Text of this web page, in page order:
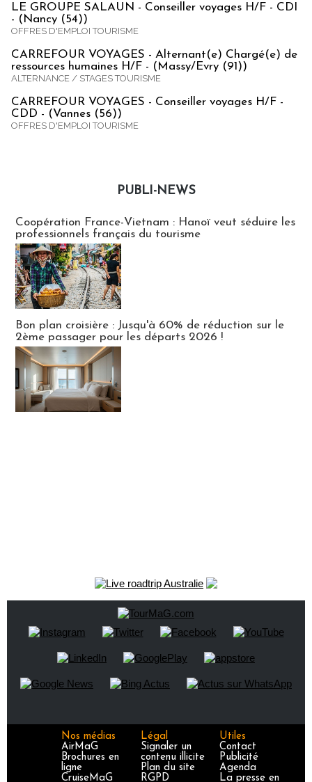
LE GROUPE SALAUN - Conseiller voyages H/F - CDI
- (Nancy (54))
OFFRES D'EMPLOI TOURISME
CARREFOUR VOYAGES - Alternant(e) Chargé(e) de
ressources humaines H/F - (Massy/Evry (91))
ALTERNANCE / STAGES TOURISME
CARREFOUR VOYAGES - Conseiller voyages H/F -
CDD - (Vannes (56))
OFFRES D'EMPLOI TOURISME
PUBLI-NEWS
Coopération France-Vietnam : Hanoï veut séduire les
professionnels français du tourisme
Bon plan croisière : Jusqu'à 60% de réduction sur le
2ème passager pour les départs 2026 !
Nos médias
AirMaG
Brochures en
ligne
CruiseMaG
Légal
Signaler un
contenu illicite
Plan du site
RGPD
Utiles
Contact
Publicité
Agenda
La presse en